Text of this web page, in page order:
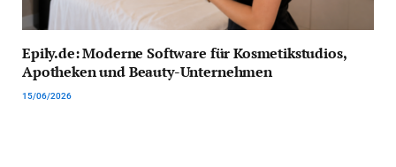
Epily.de: Moderne Software für Kosmetikstudios,
Apotheken und Beauty-Unternehmen
15/06/2026